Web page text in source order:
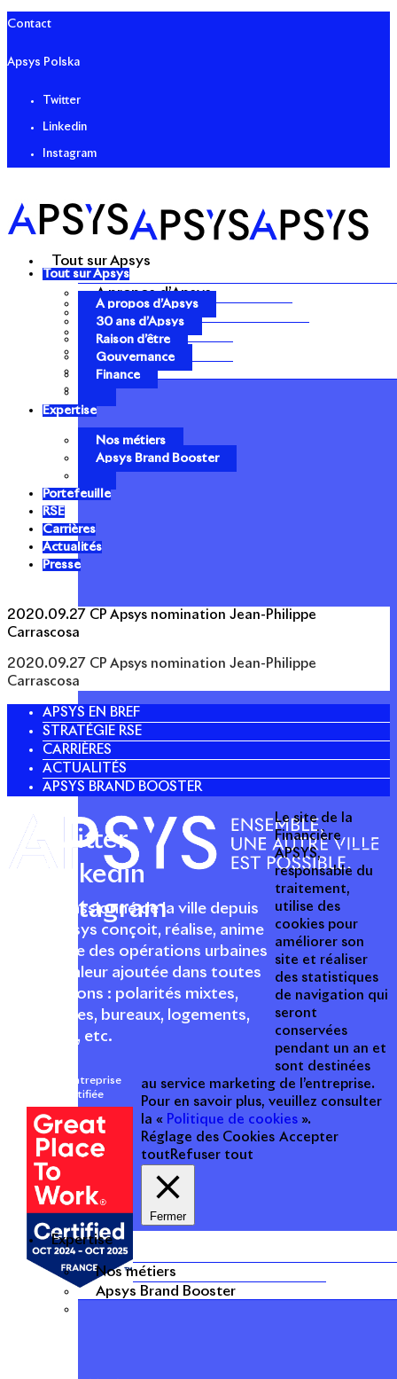
Contact
Apsys Polska
Twitter
Linkedin
Instagram
Tout sur Apsys
A propos d’Apsys
30 ans d’Apsys
Raison d’être
Gouvernance
Finance
Expertise
Nos métiers
Apsys Brand Booster
Tout sur Apsys
A propos d’Apsys
30 ans d’Apsys
Raison d’être
Gouvernance
Finance
Expertise
Nos métiers
Apsys Brand Booster
Portefeuille
RSE
Carrières
Actualités
Presse
2020.09.27 CP Apsys nomination Jean-Philippe
Carrascosa
2020.09.27 CP Apsys nomination Jean-Philippe
Carrascosa
APSYS EN BREF
STRATÉGIE RSE
CARRIÈRES
ACTUALITÉS
APSYS BRAND BOOSTER
Acteur passionné de la ville depuis
1996, Apsys conçoit, réalise, anime
et valorise des opérations urbaines
à forte valeur ajoutée dans toutes
les fonctions : polarités mixtes,
commerces, bureaux, logements,
hôtellerie, etc.
Une entreprise
certifiée
Twitter
Linkedin
Instagram
Le site de la
Financière
APSYS,
responsable du
traitement,
utilise des
cookies pour
améliorer son
site et réaliser
des statistiques
de navigation qui
seront
conservées
pendant un an et
sont destinées
au service marketing de l’entreprise.
Pour en savoir plus, veuillez consulter
la « Politique de cookies ».
Réglage des Cookies Accepter
tout Refuser tout
Fermer